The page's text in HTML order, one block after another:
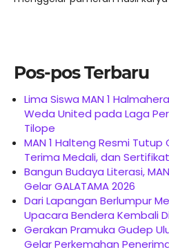
Pos-pos Terbaru
Lima Siswa MAN 1
Weda United pada Laga
Tilope
MAN 1 Halteng Resmi Tutup
Terima Medali, dan Sertifikat
Bangun Budaya Literasi,
Gelar GALATAMA 2026
Dari Lapangan Berlumpur
Upacara Bendera Kembali
Gerakan Pramuka Gudep
Gelar Perkemahan